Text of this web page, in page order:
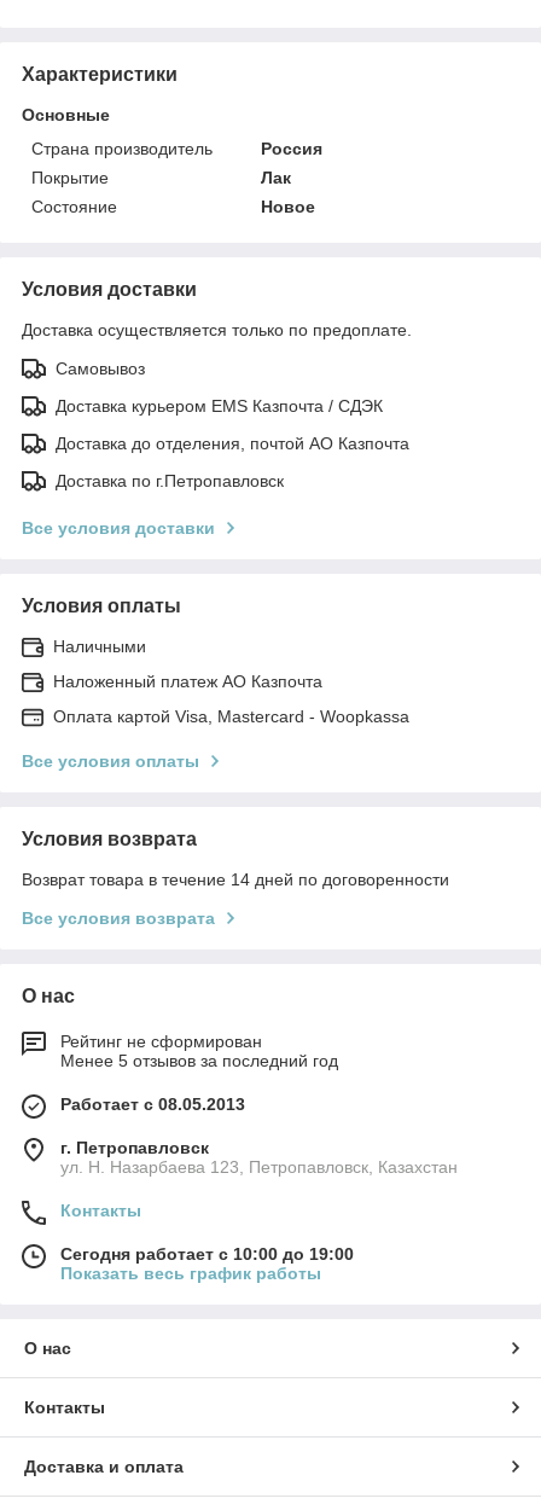
Характеристики
Основные
Страна производитель
Россия
Покрытие
Лак
Состояние
Новое
Условия доставки
Доставка осуществляется только по предоплате.
Самовывоз
Доставка курьером EMS Казпочта / СДЭК
Доставка до отделения, почтой АО Казпочта
Доставка по г.Петропавловск
Все условия доставки
Условия оплаты
Наличными
Наложенный платеж АО Казпочта
Оплата картой Visa, Mastercard - Woopkassa
Все условия оплаты
Условия возврата
Возврат товара в течение 14 дней по договоренности
Все условия возврата
О нас
Рейтинг не сформирован
Менее 5 отзывов за последний год
Работает с 08.05.2013
г. Петропавловск
ул. Н. Назарбаева 123, Петропавловск, Казахстан
Контакты
Сегодня работает с 10:00 до 19:00
Показать весь график работы
О нас
Контакты
Доставка и оплата